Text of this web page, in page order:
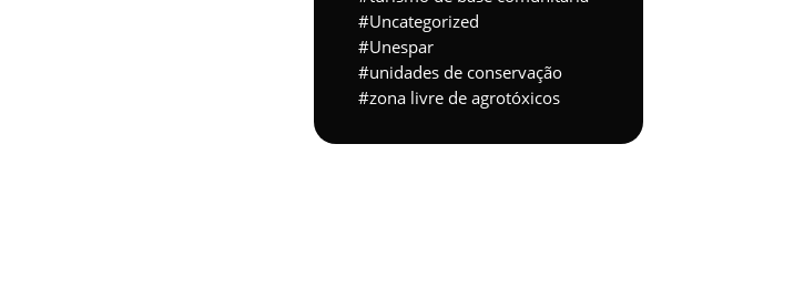
Uncategorized
Unespar
unidades de conservação
zona livre de agrotóxicos